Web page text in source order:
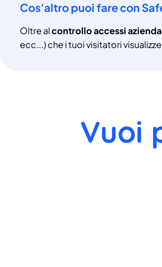
Cos'altro puoi fare con
Oltre alcontrollo accessi
ecc...) che i tuoi visitatori
Vuoi